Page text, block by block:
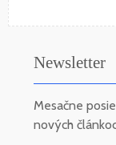
Newsletter
Mesačne
nových